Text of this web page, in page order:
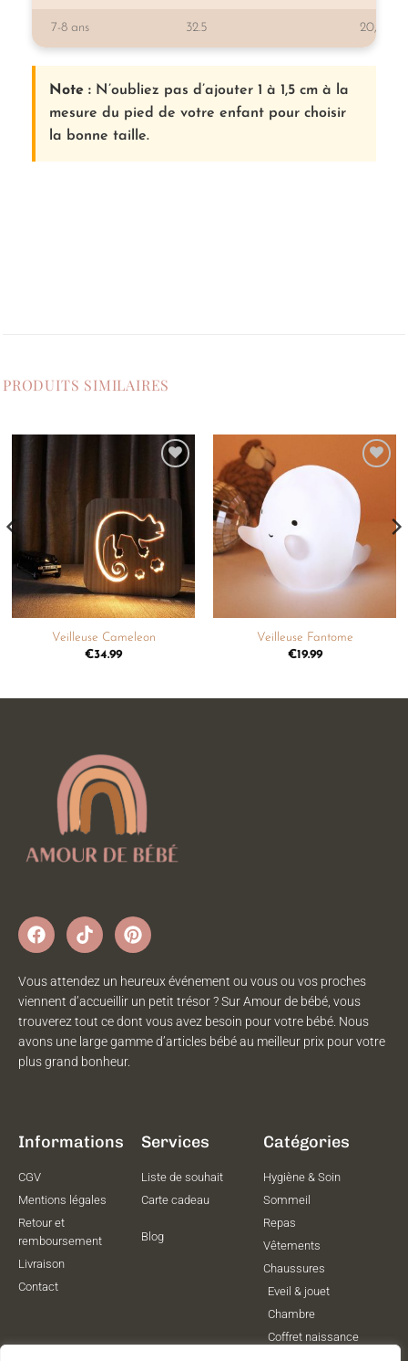
7-8 ans 32.5 20,6
Note : N’oubliez pas d’ajouter 1 à 1,5 cm à la
mesure du pied de votre enfant pour choisir
la bonne taille.
PRODUITS SIMILAIRES
liste de
souhaits
Veilleuse Cameleon
€34.99
liste de
souhaits
Veilleuse Fantome
€19.99
Vous attendez un heureux événement ou vous ou vos proches
viennent d’accueillir un petit trésor ? Sur Amour de bébé, vous
trouverez tout ce dont vous avez besoin pour votre bébé. Nous
avons une large gamme d’articles bébé au meilleur prix pour votre
plus grand bonheur.
Informations
CGV
Mentions légales
Retour et
remboursement
Livraison
Contact
Services
Liste de souhait
Carte cadeau
Blog
Catégories
Hygiène & Soin
Sommeil
Repas
Vêtements
Chaussures
Eveil & jouet
Chambre
Coffret naissance